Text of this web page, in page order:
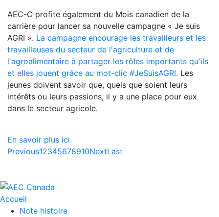
AEC-C profite également du Mois canadien de la
carrière pour lancer sa nouvelle campagne « Je suis
AGRI ». La campagne encourage les travailleurs et les
travailleuses du secteur de l'agriculture et de
l'agroalimentaire à partager les rôles importants qu'ils
et elles jouent grâce au mot-clic #JeSuisAGRI. Les
jeunes doivent savoir que, quels que soient leurs
intérêts ou leurs passions, il y a une place pour eux
dans le secteur agricole.
En savoir plus ici.
Previous12345678910NextLast
Accueil
Note histoire